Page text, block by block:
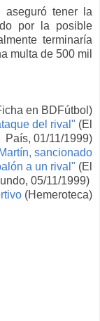
aseguró tener la
por la posible
terminaría
multa de 500 mil
en BDFútbol)
del rival" (El
País, 01/11/1999)
sancionado
a un rival" (El
05/11/1999)
(Hemeroteca)